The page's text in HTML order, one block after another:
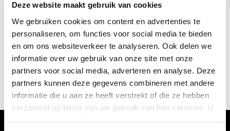
Deze website maakt gebruik van cookies
We gebruiken cookies om content en advertenties te
personaliseren, om functies voor social media te bieden
en om ons websiteverkeer te analyseren. Ook delen we
informatie over uw gebruik van onze site met onze
partners voor social media, adverteren en analyse. Deze
partners kunnen deze gegevens combineren met andere
informatie die u aan ze heeft verstrekt of die ze hebben
verzameld op basis van uw gebruik van hun services. U
In de westelijke punt van de Westerheide bevindt zich een
terrein van zeer hoge archeologische waarde dat beschermd is.
Het bevat naast grafheuvels uit het neolithicum een urnenveld
dat in gebruik is geweest van de bronstijd tot en met de
ijzertijd, bewoningssporen uit het neolithicum tot en met de
ijzertijd en de middeleeuwen, een kamp (het vierde) en een
banscheiding uit 1428.